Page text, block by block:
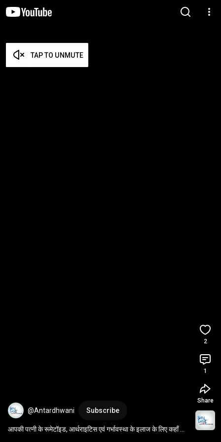
TAP TO UNMUTE
@Antardhwani Subscribe
आपकी पत्नी के रूमेटॉइड, आर्थराइटिस एवं गर्भावस्था के इलाज के लिए कहाँ
2
1
Share